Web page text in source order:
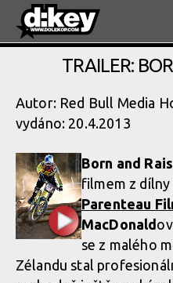
TRAILER:
Autor: Red Bull Media
vydáno: 20.4.2013
Born and
filmem z dílny
Parenteau
MacDonald
se z malého
Zélandu stal